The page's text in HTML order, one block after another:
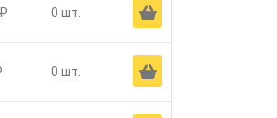
0 шт. Ä
0 шт. Ä